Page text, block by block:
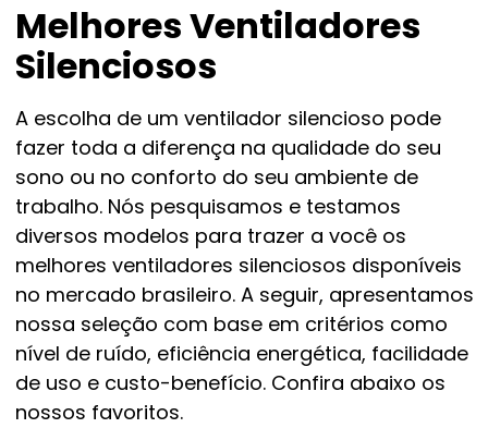
Melhores Ventiladores
Silenciosos
A escolha de um ventilador silencioso pode
fazer toda a diferença na qualidade do seu
sono ou no conforto do seu ambiente de
trabalho. Nós pesquisamos e testamos
diversos modelos para trazer a você os
melhores ventiladores silenciosos disponíveis
no mercado brasileiro. A seguir, apresentamos
nossa seleção com base em critérios como
nível de ruído, eficiência energética, facilidade
de uso e custo-benefício. Confira abaixo os
nossos favoritos.